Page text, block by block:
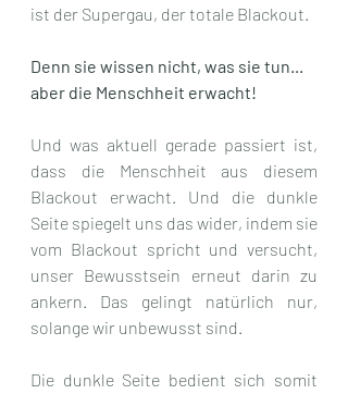
ist der Supergau, der totale Blackout.
Denn sie wissen nicht, was sie tun...
aber die Menschheit erwacht!
Und was aktuell gerade passiert ist,
dass die Menschheit aus diesem
Blackout erwacht. Und die dunkle
Seite spiegelt uns das wider, indem sie
vom Blackout spricht und versucht,
unser Bewusstsein erneut darin zu
ankern. Das gelingt natürlich nur,
solange wir unbewusst sind.
Die dunkle Seite bedient sich somit